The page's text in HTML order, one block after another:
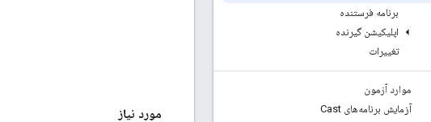
برنامه فرستنده
اپلیکیشن گیرنده
تغییرات
موارد آزمون
آزمایش برنامه‌های Cast
مورد نیاز